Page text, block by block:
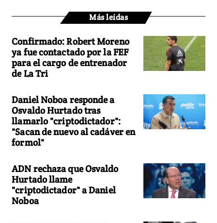
Más leídas
Confirmado: Robert Moreno
ya fue contactado por la FEF
para el cargo de entrenador
de La Tri
Daniel Noboa responde a
Osvaldo Hurtado tras
llamarlo "criptodictador":
"Sacan de nuevo al cadáver en
formol"
ADN rechaza que Osvaldo
Hurtado llame
"criptodictador" a Daniel
Noboa